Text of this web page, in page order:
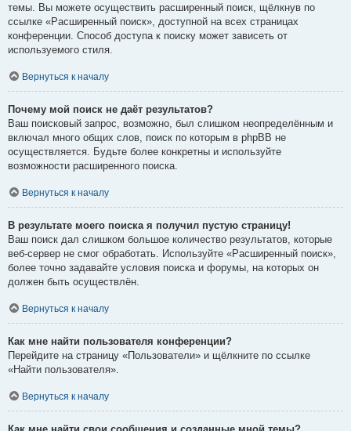
темы. Вы можете осуществить расширенный поиск, щёлкнув по
ссылке «Расширенный поиск», доступной на всех страницах
конференции. Способ доступа к поиску может зависеть от
используемого стиля.
Вернуться к началу
Почему мой поиск не даёт результатов?
Ваш поисковый запрос, возможно, был слишком неопределённым и
включал много общих слов, поиск по которым в phpBB не
осуществляется. Будьте более конкретны и используйте
возможности расширенного поиска.
Вернуться к началу
В результате моего поиска я получил пустую страницу!
Ваш поиск дал слишком большое количество результатов, которые
веб-сервер не смог обработать. Используйте «Расширенный поиск»,
более точно задавайте условия поиска и форумы, на которых он
должен быть осуществлён.
Вернуться к началу
Как мне найти пользователя конференции?
Перейдите на страницу «Пользователи» и щёлкните по ссылке
«Найти пользователя».
Вернуться к началу